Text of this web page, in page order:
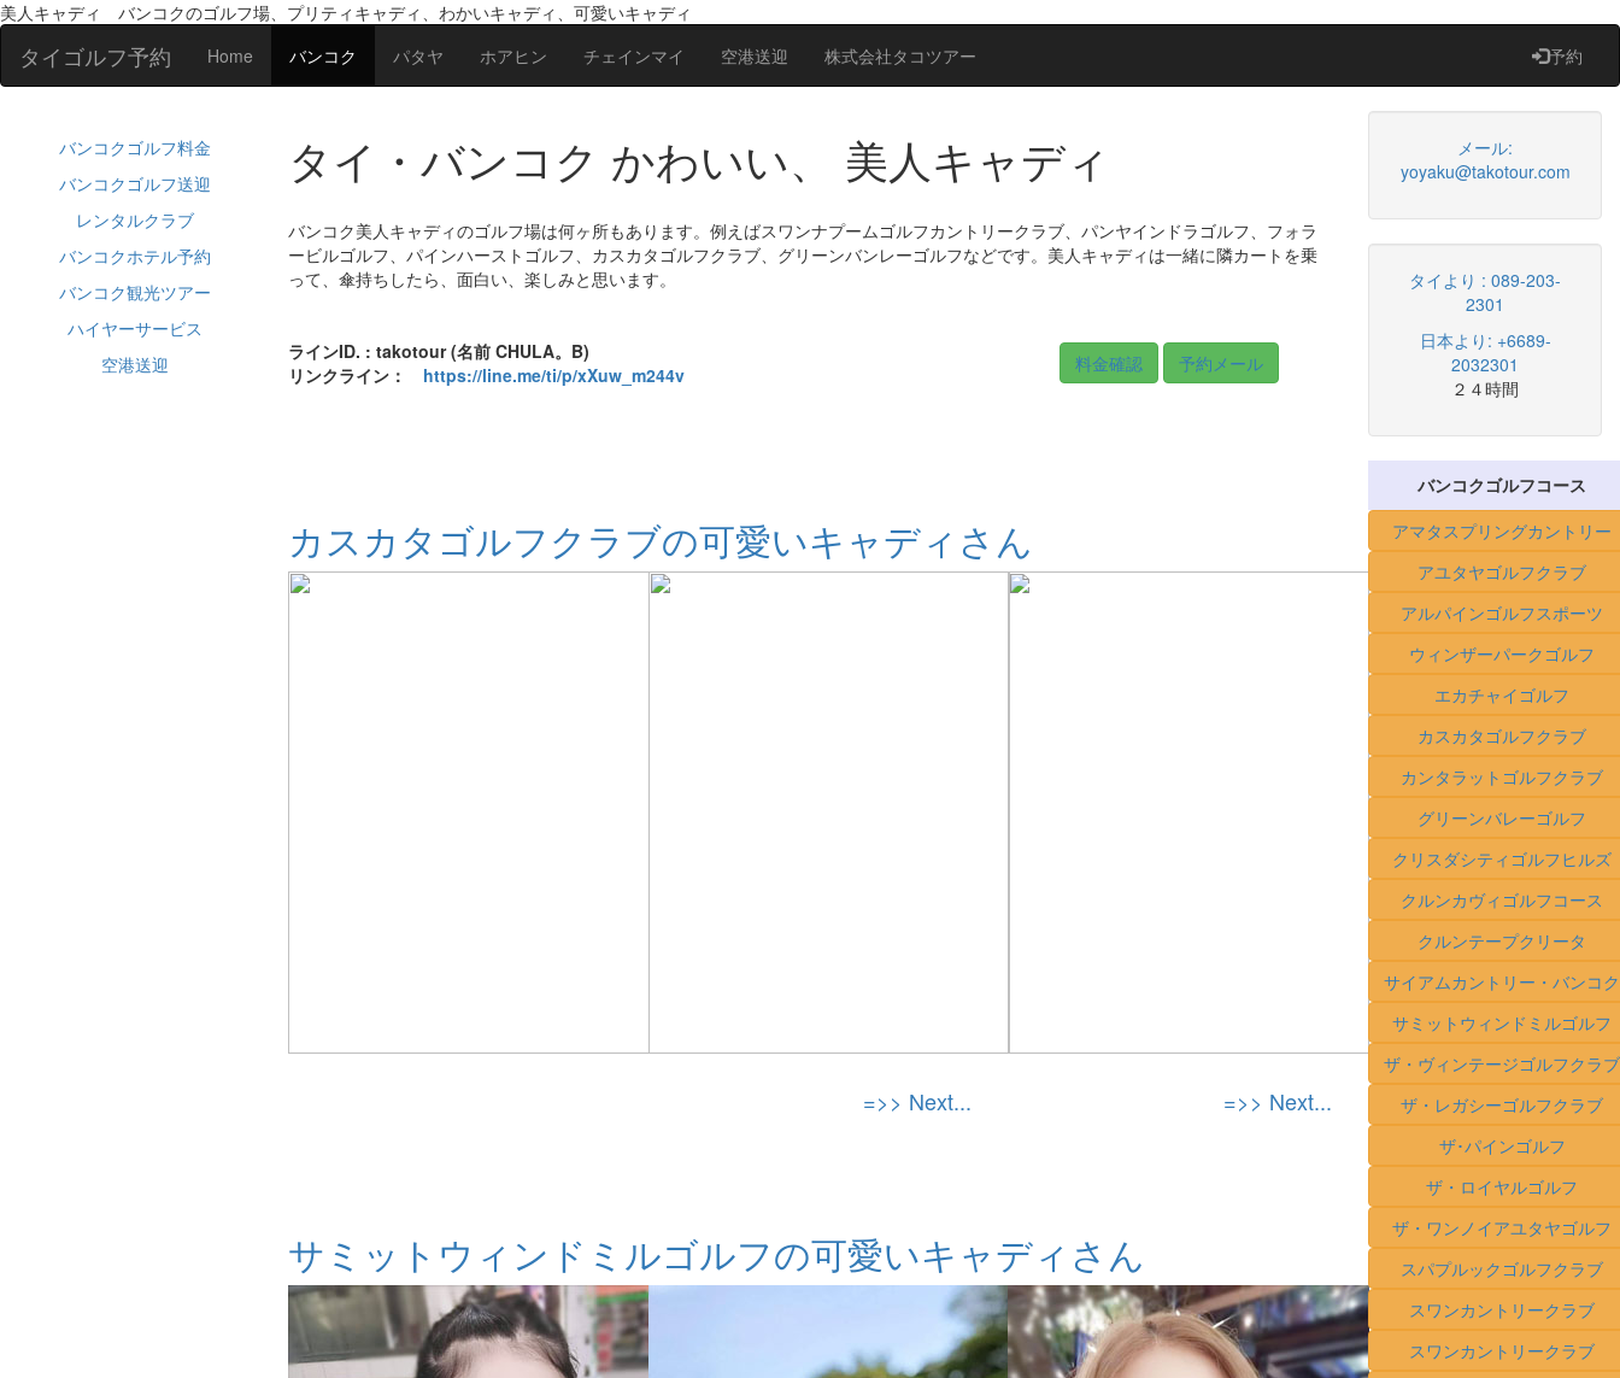
美人キャディ バンコクのゴルフ場、プリティキャディ、わかいキャディ、可愛いキャディ
タイゴルフ予約 Home バンコク パタヤ ホアヒン チェインマイ 空港送迎 株式会社タコツアー 予約
バンコクゴルフ料金
バンコクゴルフ送迎
レンタルクラブ
バンコクホテル予約
バンコク観光ツアー
ハイヤーサービス
空港送迎
タイ・バンコク かわいい、 美人キャディ
バンコク美人キャディのゴルフ場は何ヶ所もあります。例えばスワンナプームゴルフカントリークラブ、パンヤインドラゴルフ、フォラ
ービルゴルフ、パインハーストゴルフ、カスカタゴルフクラブ、グリーンバンレーゴルフなどです。美人キャディは一緒に隣カートを乗
って、傘持ちしたら、面白い、楽しみと思います。
ラインID. : takotour (名前 CHULA。B)
リンクライン： https://line.me/ti/p/xXuw_m244v 料金確認 予約メール
カスカタゴルフクラブの可愛いキャディさん
=>> Next... =>> Next...
サミットウィンドミルゴルフの可愛いキャディさん
メール:
yoyaku@takotour.com
タイより : 089-203-
2301
日本より: +6689-
2032301
２４時間
バンコクゴルフコース
アマタスプリングカントリー
アユタヤゴルフクラブ
アルパインゴルフスポーツ
ウィンザーパークゴルフ
エカチャイゴルフ
カスカタゴルフクラブ
カンタラットゴルフクラブ
グリーンバレーゴルフ
クリスダシティゴルフヒルズ
クルンカヴィゴルフコース
クルンテープクリータ
サイアムカントリー・バンコク
サミットウィンドミルゴルフ
ザ・ヴィンテージゴルフクラブ
ザ・レガシーゴルフクラブ
ザ･パインゴルフ
ザ・ロイヤルゴルフ
ザ・ワンノイアユタヤゴルフ
スパプルックゴルフクラブ
スワンカントリークラブ
スワンカントリークラブ